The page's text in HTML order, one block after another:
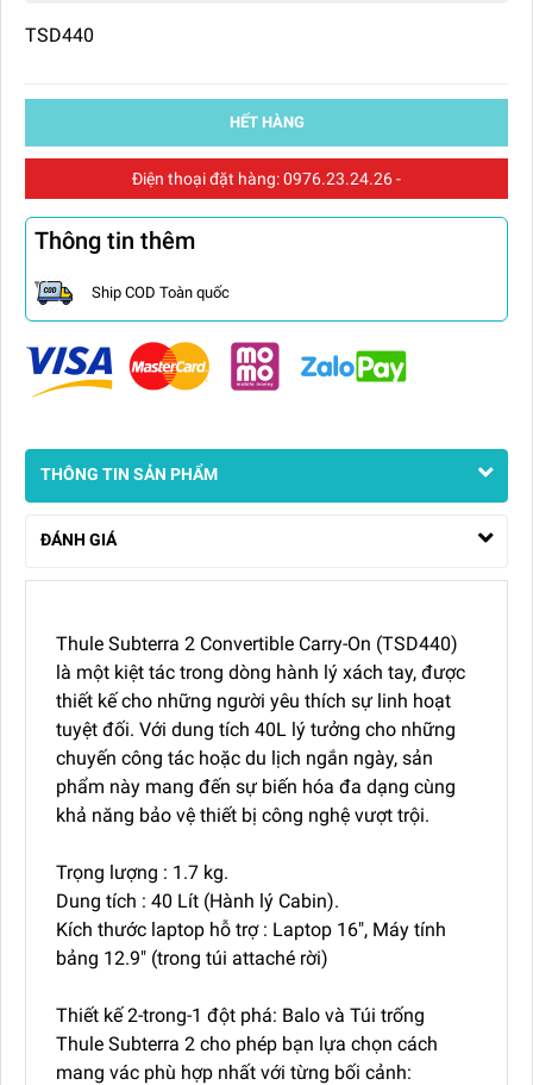
TSD440
HẾT HÀNG
Điện thoại đặt hàng:0976.23.24.26-
Thông tin thêm
Ship COD Toàn quốc
THÔNG TIN SẢN PHẨM
ĐÁNH GIÁ
Thule Subterra 2 Convertible Carry-On (TSD440)
là một kiệt tác trong dòng hành lý xách tay, được
thiết kế cho những người yêu thích sự linh hoạt
tuyệt đối. Với dung tích 40L lý tưởng cho những
chuyến công tác hoặc du lịch ngắn ngày, sản
phẩm này mang đến sự biến hóa đa dạng cùng
khả năng bảo vệ thiết bị công nghệ vượt trội.
Trọng lượng : 1.7 kg.
Dung tích : 40 Lít (Hành lý Cabin).
Kích thước laptop hỗ trợ : Laptop 16", Máy tính
bảng 12.9" (trong túi attaché rời)
Thiết kế 2-trong-1 đột phá: Balo và Túi trống
Thule Subterra 2 cho phép bạn lựa chọn cách
mang vác phù hợp nhất với từng bối cảnh: